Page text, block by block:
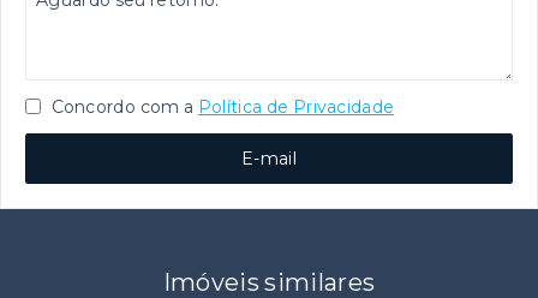
Concordo com a Política de Privacidade
E-mail
Imóveis similares